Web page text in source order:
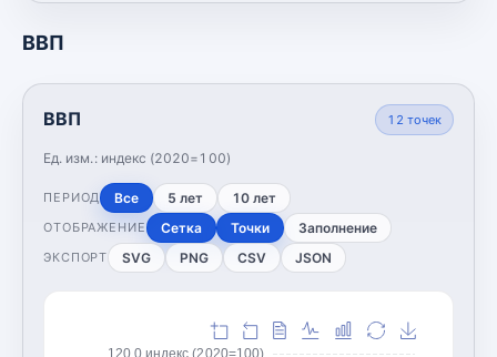
ВВП
ВВП
Ед. изм.: индекс (2020=100)
12 точек
ПЕРИОД Все 5 лет 10 лет
ОТОБРАЖЕНИЕ Сетка Точки Заполнение
ЭКСПОРТ SVG PNG CSV JSON
120,0 индекс (2020=100)